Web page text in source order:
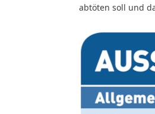
abtöten soll und